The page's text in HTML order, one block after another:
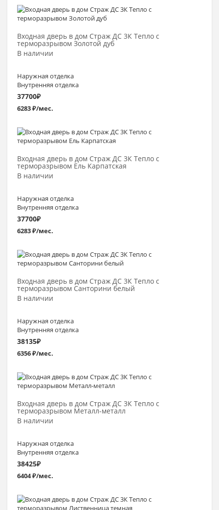
Входная дверь в дом Страж ДС 3К Тепло с
терморазрывом Золотой дуб
В наличии
Наружная отделка
Внутренняя отделка
37700₽
6283 ₽/мес.
Выбрать >
Входная дверь в дом Страж ДС 3К Тепло с
терморазрывом Ель Карпатская
В наличии
Наружная отделка
Внутренняя отделка
37700₽
6283 ₽/мес.
Выбрать >
Входная дверь в дом Страж ДС 3К Тепло с
терморазрывом Санторини белый
В наличии
Наружная отделка
Внутренняя отделка
38135₽
6356 ₽/мес.
Выбрать >
Входная дверь в дом Страж ДС 3К Тепло с
терморазрывом Металл-металл
В наличии
Наружная отделка
Внутренняя отделка
38425₽
6404 ₽/мес.
Выбрать >
Выбрать >